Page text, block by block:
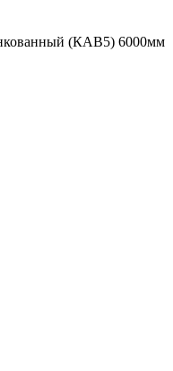
(КАВ5) 6000мм